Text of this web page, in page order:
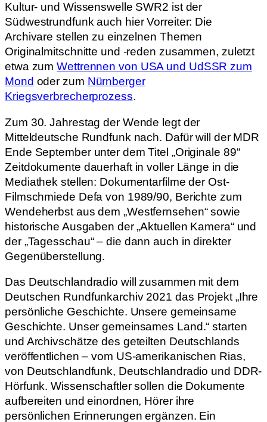
Kultur- und Wissenswelle SWR2 ist der
Südwestrundfunk auch hier Vorreiter: Die
Archivare stellen zu einzelnen Themen
Originalmitschnitte und -reden zusammen, zuletzt
etwa zumWettrennen von USA und UdSSR zum
Mond oder zum Nürnberger
Kriegsverbrecherprozess.
Zum 30. Jahrestag der Wende legt der
Mitteldeutsche Rundfunk nach. Dafür will der MDR
Ende September unter dem Titel „Originale 89“
Zeitdokumente dauerhaft in voller Länge in die
Mediathek stellen: Dokumentarfilme der Ost-
Filmschmiede Defa von 1989/90, Berichte zum
Wendeherbst aus dem „Westfernsehen“ sowie
historische Ausgaben der „Aktuellen Kamera“ und
der „Tagesschau“ – die dann auch in direkter
Gegenüberstellung.
Das Deutschlandradio will zusammen mit dem
Deutschen Rundfunkarchiv 2021 das Projekt „Ihre
persönliche Geschichte. Unsere gemeinsame
Geschichte. Unser gemeinsames Land.“ starten
und Archivschätze des geteilten Deutschlands
veröffentlichen – vom US-amerikanischen Rias,
von Deutschlandfunk, Deutschlandradio und DDR-
Hörfunk. Wissenschaftler sollen die Dokumente
aufbereiten und einordnen, Hörer ihre
persönlichen Erinnerungen ergänzen. Ein